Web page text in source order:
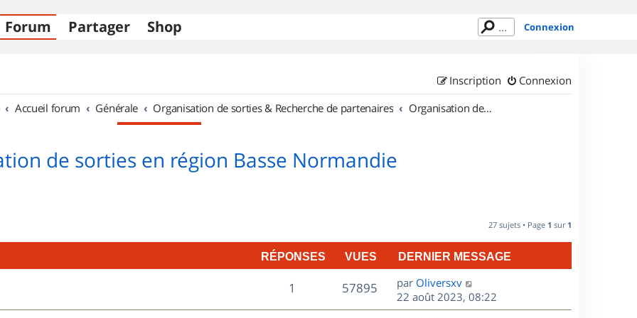
Forum Partager Shop Connexion
Connexion
Inscription
Accueil forum Générale Organisation de sorties & Recherche de partenaires Organisation de sorties en région Basse Normandie
de sorties en région Basse Normandie
27 sujets • Page 1 sur 1
RÉPONSES VUES DERNIER MESSAGE
1
é
57895V
u
D
e
r
par Oliversxv
22 août 2023, 08:22